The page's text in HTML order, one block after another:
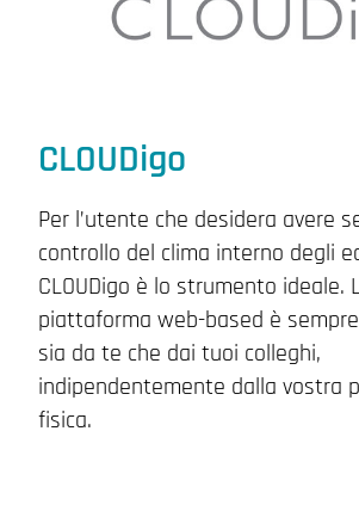
CLOUDigo
Per l’utente che desidera avere
controllo del clima interno degli
CLOUDigo è lo strumento ideale.
piattaforma web-based è
sia da te che dai tuoi colleghi,
indipendentemente dalla vostra
fisica.